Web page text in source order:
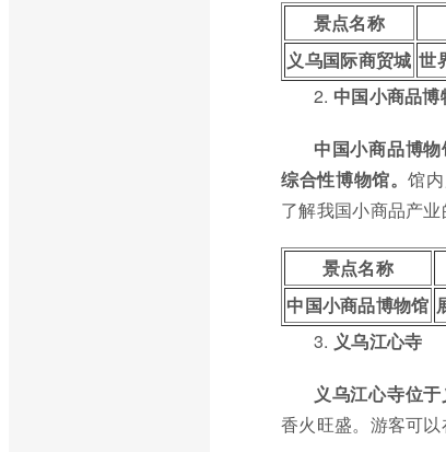
景点名称
义乌国际商贸城 世
2. 中国小商品博
中国小商品博
综合性博物馆。馆
了解我国小商品产业
景点名称
中国小商品博物馆
3. 义乌江心寺
义乌江心寺位
香火旺盛。游客可以